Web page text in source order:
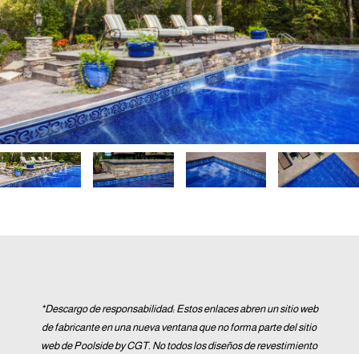
*Descargo de responsabilidad: Estos enlaces abren un sitio web
de fabricante en una nueva ventana que no forma parte del sitio
web de Poolside by CGT. No todos los diseños de revestimiento